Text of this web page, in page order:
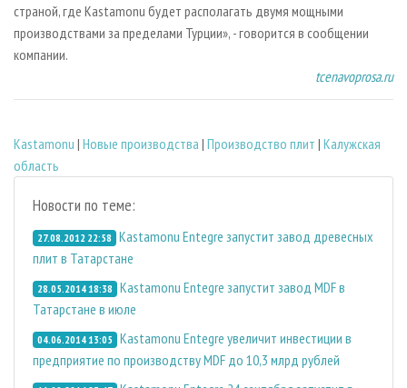
страной, где Kastamonu будет располагать двумя мощными
производствами за пределами Турции», - говорится в сообщении
компании.
tcenavoprosa.ru
Kastamonu | Новые производства | Производство плит | Калужская
область
Новости по теме:
27.08.2012 22:58 Kastamonu Entegre запустит завод древесных
плит в Татарстане
28.05.2014 18:38 Kastamonu Entegre запустит завод MDF в
Татарстане в июле
04.06.2014 13:05 Kastamonu Entegre увеличит инвестиции в
предприятие по производству MDF до 10,3 млрд рублей